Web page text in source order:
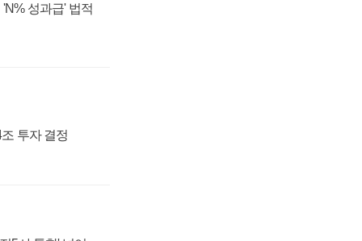
성과급' 법적
투자 결정